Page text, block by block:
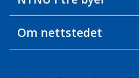
Om nettstedet